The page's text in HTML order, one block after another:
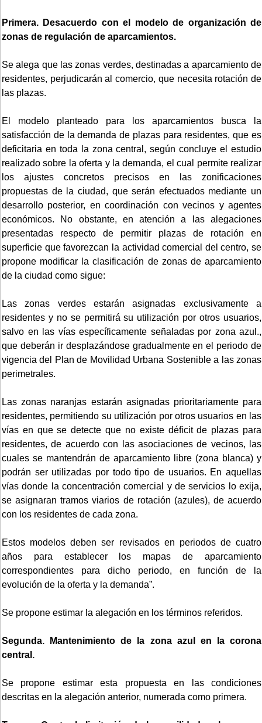
Primera. Desacuerdo con el modelo de organización de
zonas de regulación de aparcamientos.
Se alega que las zonas verdes, destinadas a aparcamiento de
residentes, perjudicarán al comercio, que necesita rotación de
las plazas.
El modelo planteado para los aparcamientos busca la
satisfacción de la demanda de plazas para residentes, que es
deficitaria en toda la zona central, según concluye el estudio
realizado sobre la oferta y la demanda, el cual permite realizar
los ajustes concretos precisos en las zonificaciones
propuestas de la ciudad, que serán efectuados mediante un
desarrollo posterior, en coordinación con vecinos y agentes
económicos. No obstante, en atención a las alegaciones
presentadas respecto de permitir plazas de rotación en
superficie que favorezcan la actividad comercial del centro, se
propone modificar la clasificación de zonas de aparcamiento
de la ciudad como sigue:
Las zonas verdes estarán asignadas exclusivamente a
residentes y no se permitirá su utilización por otros usuarios,
salvo en las vías específicamente señaladas por zona azul.,
que deberán ir desplazándose gradualmente en el periodo de
vigencia del Plan de Movilidad Urbana Sostenible a las zonas
perimetrales.
Las zonas naranjas estarán asignadas prioritariamente para
residentes, permitiendo su utilización por otros usuarios en las
vías en que se detecte que no existe déficit de plazas para
residentes, de acuerdo con las asociaciones de vecinos, las
cuales se mantendrán de aparcamiento libre (zona blanca) y
podrán ser utilizadas por todo tipo de usuarios. En aquellas
vías donde la concentración comercial y de servicios lo exija,
se asignaran tramos viarios de rotación (azules), de acuerdo
con los residentes de cada zona.
Estos modelos deben ser revisados en periodos de cuatro
años para establecer los mapas de aparcamiento
correspondientes para dicho periodo, en función de la
evolución de la oferta y la demanda”.
Se propone estimar la alegación en los términos referidos.
Segunda. Mantenimiento de la zona azul en la corona
central.
Se propone estimar esta propuesta en las condiciones
descritas en la alegación anterior, numerada como primera.